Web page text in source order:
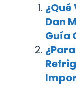
Dan
Guía